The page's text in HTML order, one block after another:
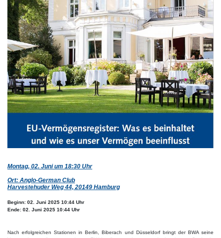
Montag, 02. Juni um 18:30 Uhr
Ort: Anglo-German Club
Harvestehuder Weg 44, 20149 Hamburg
Beginn: 02. Juni 2025 10:44 Uhr
Ende: 02. Juni 2025 10:44 Uhr
Nach erfolgreichen Stationen in Berlin, Biberach und Düsseldorf bringt der BWA seine